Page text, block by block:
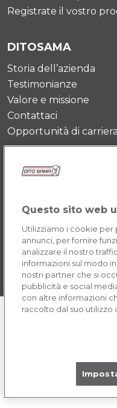
Registrate il vostro
DITOSAMA
Storia dell’azienda
Testimonianze
Valore e missione
Contattaci
Opportunità di carriera
POLICY IT
CookieQuesto sito web
Utilizziamo i cookie
annunci, per fornire
analizzare il nostro
informazioni sul modo
nostri partner che si
pubblicità e social
con altre informazioni
raccolto dal suo utilizzo